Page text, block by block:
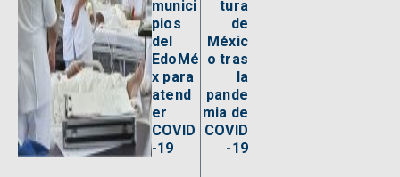
munici
pios
del
EdoMé
x para
atend
er
COVID
-19
tura
de
Méxic
o tras
la
pande
mia de
COVID
-19